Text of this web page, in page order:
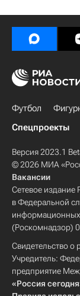
Футбол
Спецпроекты
Версия 2023.1
© 2026 МИА
Вакансии
Сетевое издание
в Федеральной
информационных
(Роскомнадзор)
Свидетельство
Учредитель:
предприятие
«Россия